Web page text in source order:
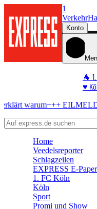
1
Verkehr
Konto
🐐
♥️
🏆
EILMELDUNG +++„Gut
Home
Veedelsreporter
Schlagzeilen
EXPRESS E-Paper
1. FC Köln
Köln
Sport
Promi und Show